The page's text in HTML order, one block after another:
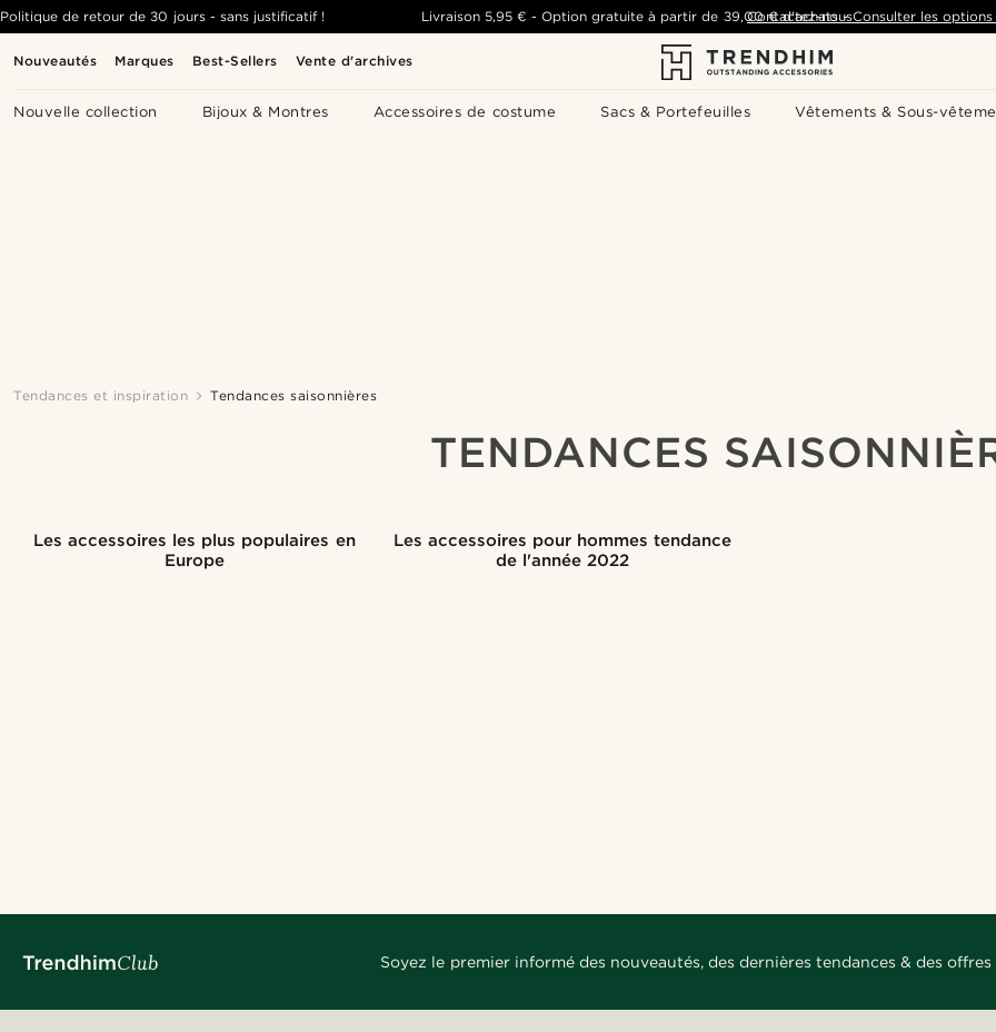
Nouveautés Marques Best-Sellers Vente d'archives
Nouvelle collection Bijoux & Montres Accessoires de costume Sacs & Portefeuilles Vêtements & Sous-
Politique de retour de 30 jours - sans justificatif ! Livraison 5,95 € -Option gratuite à partir de 39,00 € d'achats- Consulter les
Contactez-nous
Tendances et inspiration Tendances saisonnières
TENDANCES
Les accessoires les plus populaires en
Europe
Les accessoires pour hommes tendance
de l'année 2022
Soyez le premier informé des nouveautés, des dernières tendances & des offres